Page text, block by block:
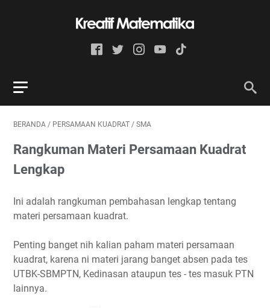
BERANDA / PERSAMAAN KUADRAT / SMA
Rangkuman Materi Persamaan Kuadrat
Lengkap
Ini adalah rangkuman pembahasan lengkap tentang
materi persamaan kuadrat.
Penting banget nih kalian paham materi persamaan
kuadrat, karena ni materi jarang banget absen pada tes
UTBK-SBMPTN, Kedinasan ataupun tes - tes masuk PTN
lainnya.